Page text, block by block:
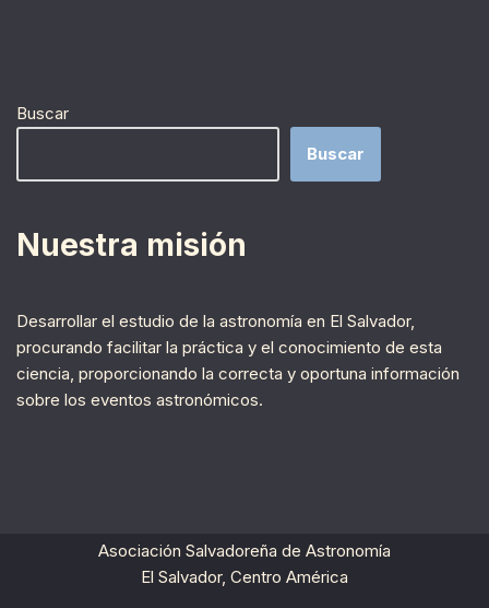
Buscar
Buscar
Nuestra misión
Desarrollar el estudio de la astronomía en El Salvador,
procurando facilitar la práctica y el conocimiento de esta
ciencia, proporcionando la correcta y oportuna información
sobre los eventos astronómicos.
Asociación Salvadoreña de Astronomía
El Salvador, Centro América